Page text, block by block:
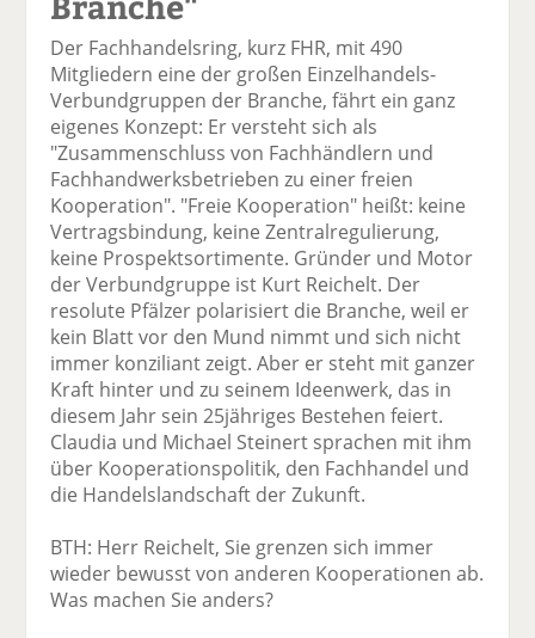
Der Fachhandelsring, kurz FHR, mit 490
Mitgliedern eine der großen Einzelhandels-
Verbundgruppen der Branche, fährt ein ganz
eigenes Konzept: Er versteht sich als
"Zusammenschluss von Fachhändlern und
Fachhandwerksbetrieben zu einer freien
Kooperation". "Freie Kooperation" heißt: keine
Vertragsbindung, keine Zentralregulierung,
keine Prospektsortimente. Gründer und Motor
der Verbundgruppe ist Kurt Reichelt. Der
resolute Pfälzer polarisiert die Branche, weil er
kein Blatt vor den Mund nimmt und sich nicht
immer konziliant zeigt. Aber er steht mit ganzer
Kraft hinter und zu seinem Ideenwerk, das in
diesem Jahr sein 25jähriges Bestehen feiert.
Claudia und Michael Steinert sprachen mit ihm
über Kooperationspolitik, den Fachhandel und
die Handelslandschaft der Zukunft.
BTH: Herr Reichelt, Sie grenzen sich immer
wieder bewusst von anderen Kooperationen ab.
Was machen Sie anders?